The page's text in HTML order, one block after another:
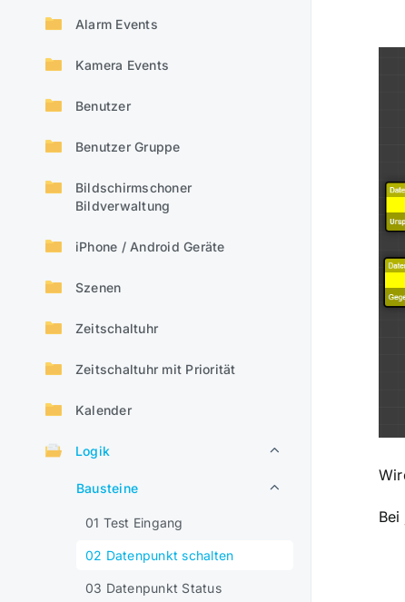
Alarm Events
Kamera Events
Benutzer
Benutzer Gruppe
Bildschirmschoner
Bildverwaltung
iPhone / Android Geräte
Szenen
Zeitschaltuhr
Zeitschaltuhr mit Priorität
Kalender
Logik
Bausteine
01 Test Eingang
02 Datenpunkt schalten
03 Datenpunkt Status